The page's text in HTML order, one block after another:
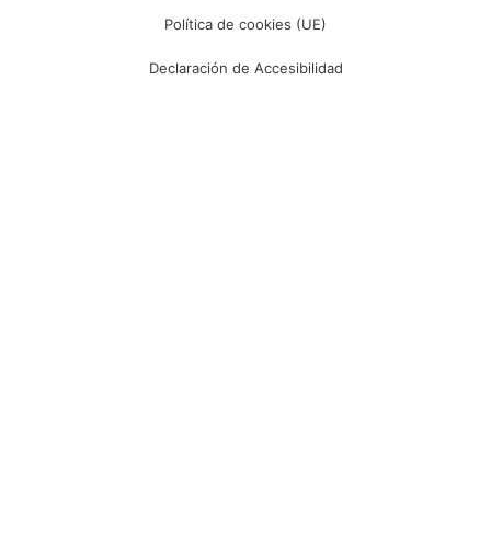
Política de cookies (UE)
Declaración de Accesibilidad